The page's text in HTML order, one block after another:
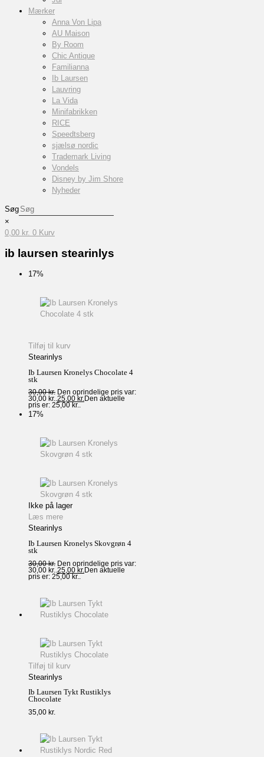
Mærker
Anna Von Lipa
AU Maison
By Room
Chic Antique
Familianna
Ib Laursen
Lauvring
La Vida
Minifabrikken
RICE
Speedtsberg
sjælsø nordic
Trademark Living
Vondels
Disney by Jim Shore
Nyheder
Søg
×
0,00 kr. 0 Kurv
ib laursen stearinlys
17%
Tilføj til kurv
Stearinlys
Ib Laursen Kronelys Chocolate 4
stk
30,00kr. Den oprindelige pris var:
30,00 kr..25,00 kr.Den aktuelle
pris er: 25,00 kr..
17%
Ikke på lager
Læs mere
Stearinlys
Ib Laursen Kronelys Skovgrøn 4
stk
30,00kr. Den oprindelige pris var:
30,00 kr.. 25,00kr. Den aktuelle
pris er: 25,00 kr..
Tilføj til kurv
Stearinlys
Ib Laursen Tykt Rustiklys
Chocolate
35,00 kr.